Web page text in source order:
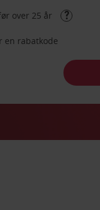
over 25 år
en rabatkode